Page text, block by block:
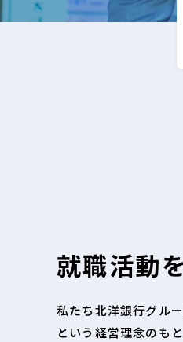
就職活動
私たち北洋銀行グル
という経営理念のも